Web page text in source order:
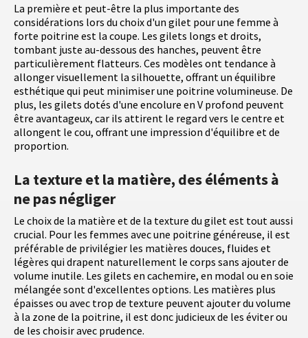
La première et peut-être la plus importante des
considérations lors du choix d'un gilet pour une femme à
forte poitrine est la coupe. Les gilets longs et droits,
tombant juste au-dessous des hanches, peuvent être
particulièrement flatteurs. Ces modèles ont tendance à
allonger visuellement la silhouette, offrant un équilibre
esthétique qui peut minimiser une poitrine volumineuse. De
plus, les gilets dotés d'une encolure en V profond peuvent
être avantageux, car ils attirent le regard vers le centre et
allongent le cou, offrant une impression d'équilibre et de
proportion.
La texture et la matière, des éléments à
ne pas négliger
Le choix de la matière et de la texture du gilet est tout aussi
crucial. Pour les femmes avec une poitrine généreuse, il est
préférable de privilégier les matières douces, fluides et
légères qui drapent naturellement le corps sans ajouter de
volume inutile. Les gilets en cachemire, en modal ou en soie
mélangée sont d'excellentes options. Les matières plus
épaisses ou avec trop de texture peuvent ajouter du volume
à la zone de la poitrine, il est donc judicieux de les éviter ou
de les choisir avec prudence.